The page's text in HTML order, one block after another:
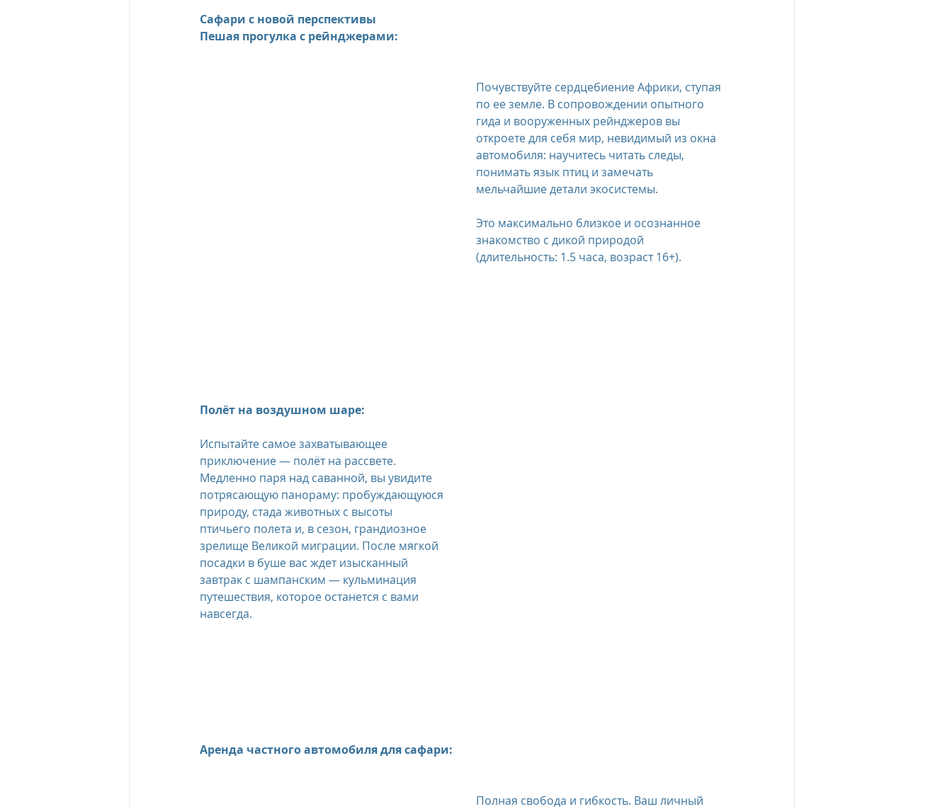
Сафари с новой перспективы
Пешая прогулка с рейнджерами:
Почувствуйте сердцебиение Африки, ступая
по ее земле. В сопровождении опытного
гида и вооруженных рейнджеров вы
откроете для себя мир, невидимый из окна
автомобиля: научитесь читать следы,
понимать язык птиц и замечать
мельчайшие детали экосистемы.
Это максимально близкое и осознанное
знакомство с дикой природой
(длительность: 1.5 часа, возраст 16+).
Полёт на воздушном шаре:
Испытайте самое захватывающее
приключение — полёт на рассвете.
Медленно паря над саванной, вы увидите
потрясающую панораму: пробуждающуюся
природу, стада животных с высоты
птичьего полета и, в сезон, грандиозное
зрелище Великой миграции. После мягкой
посадки в буше вас ждет изысканный
завтрак с шампанским — кульминация
путешествия, которое останется с вами
навсегда.
Аренда частного автомобиля для сафари:
Полная свобода и гибкость. Ваш личный